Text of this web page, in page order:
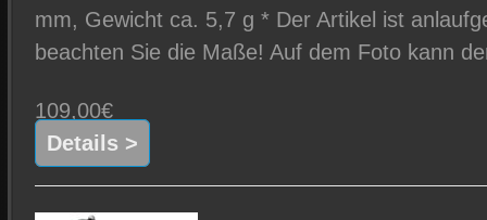
mm, Gewicht ca. 5,7 g * Der Artikel ist
beachten Sie die Maße! Auf dem Foto kann
109,00€
Details >